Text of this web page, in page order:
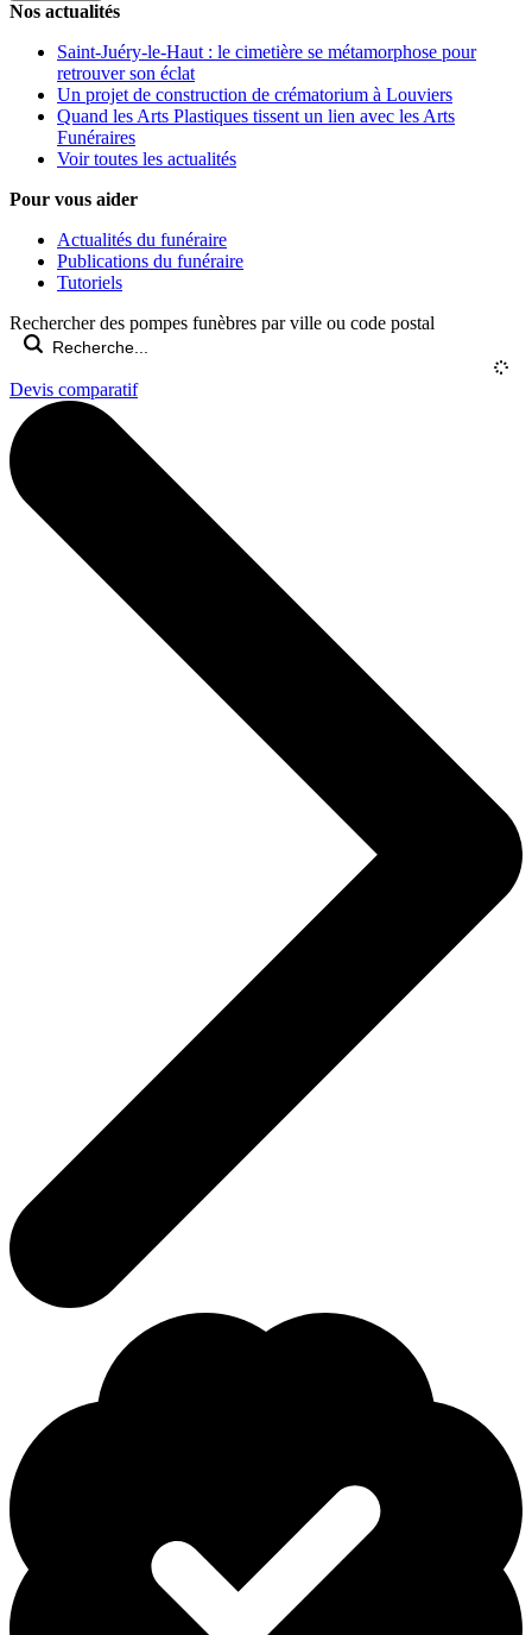
Nos actualités
Saint-Juéry-le-Haut : le cimetière se métamorphose pour
retrouver son éclat
Un projet de construction de crématorium à Louviers
Quand les Arts Plastiques tissent un lien avec les Arts
Funéraires
Voir toutes les actualités
Pour vous aider
Actualités du funéraire
Publications du funéraire
Tutoriels
Rechercher des pompes funèbres par ville ou code postal
Devis comparatif